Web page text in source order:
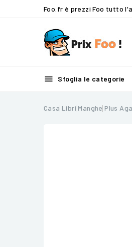
Foo.fr è prezzi Foo tutto
 Sfoglia le categorie
Casa Libri Manghe Plus